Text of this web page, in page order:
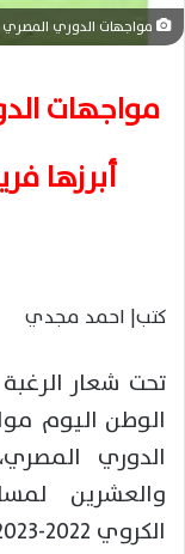
مواجهات الدوري المصري
مواجهات
أبرزها
كتب| احمد مجدي
تحت شعار
الوطن اليوم
الدوري
والعشرين
الكروي 2022-2023،